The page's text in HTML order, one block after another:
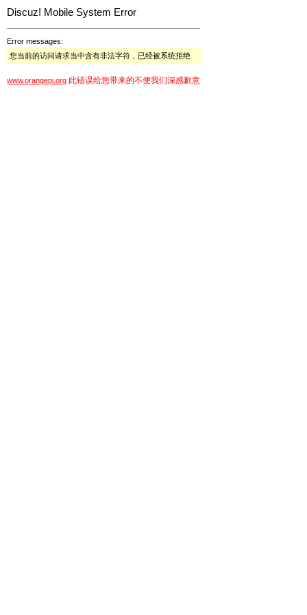
Discuz! Mobile System Error
Error messages:
您当前的访问请求当中含有非法字符，已经被系统拒绝
www.orangepi.org 此错误给您带来的不便我们深感歉意